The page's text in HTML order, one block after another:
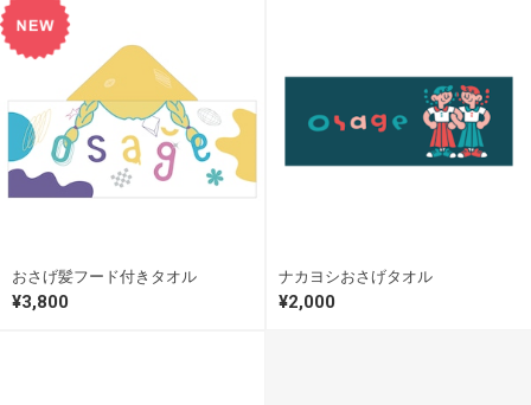
おさげ髪フード付きタオル
¥3,800
ナカヨシおさげタオル
¥2,000